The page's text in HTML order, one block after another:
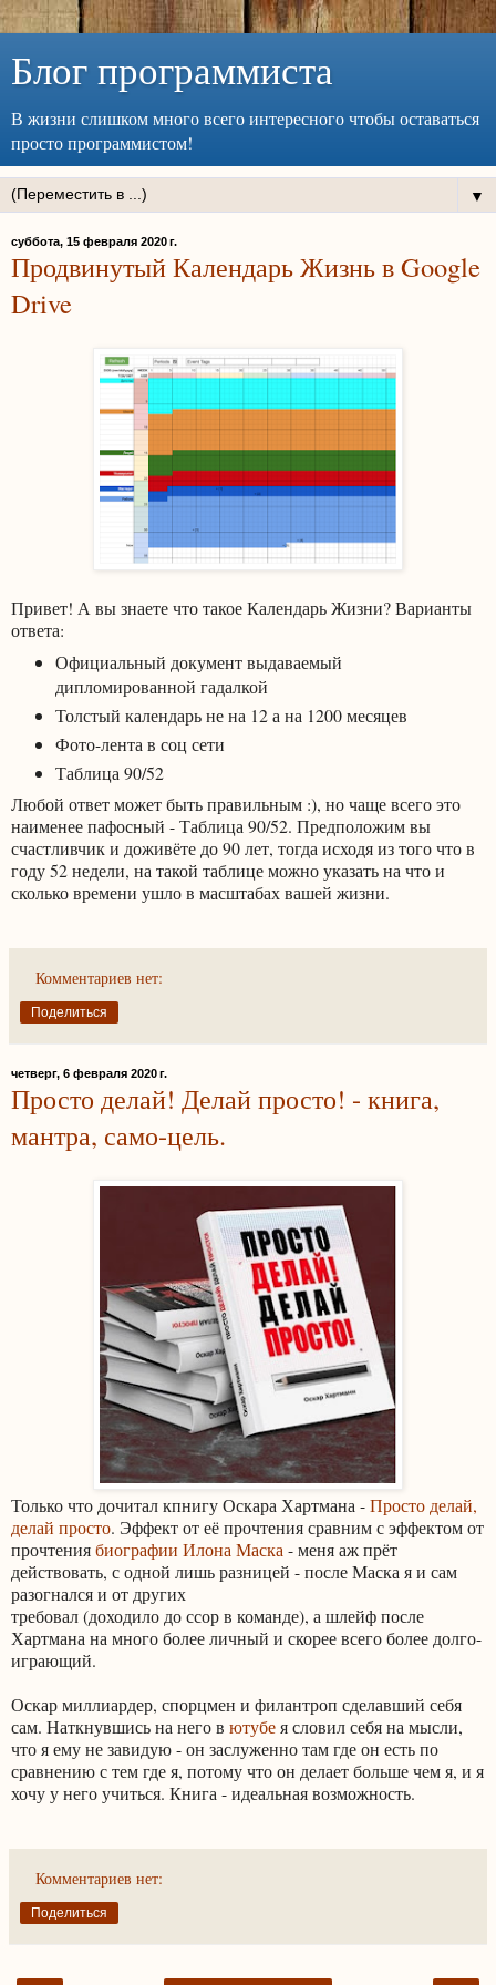
Блог программиста
В жизни слишком много всего интересного чтобы оставаться
просто программистом!
▼
суббота, 15 февраля 2020 г.
Продвинутый Календарь Жизнь в Google
Drive
Привет! А вы знаете что такое Календарь Жизни? Варианты
ответа:
Официальный документ выдаваемый
дипломированной гадалкой
Толстый календарь не на 12 а на 1200 месяцев
Фото-лента в соц сети
Таблица 90/52
Любой ответ может быть правильным :), но чаще всего это
наименее пафосный - Таблица 90/52. Предположим вы
счастливчик и доживёте до 90 лет, тогда исходя из того что в
году 52 недели, на такой таблице можно указать на что и
сколько времени ушло в масштабах вашей жизни.
Комментариев нет:
Поделиться
четверг, 6 февраля 2020 г.
Просто делай! Делай просто! - книга,
мантра, само-цель.
Только что дочитал кпнигу Оскара Хартмана -Просто делай,
делай просто. Эффект от её прочтения сравним с эффектом от
прочтениябиографии Илона Маска - меня аж прёт
действовать, с одной лишь разницей - после Маска я и сам
разогнался и от других
требовал (доходило до ссор в команде), а шлейф после
Хартмана на много более личный и скорее всего более долго-
играющий.
Оскар миллиардер, спорцмен и филантроп сделавший себя
сам. Наткнувшись на него в ютубея словил себя на мысли,
что я ему не завидую - он заслуженно там где он есть по
сравнению с тем где я, потому что он делает больше чем я, и я
хочу у него учиться. Книга - идеальная возможность.
Комментариев нет:
Поделиться